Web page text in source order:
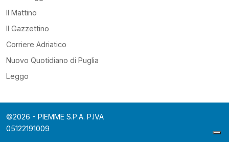
Il Mattino
Il Gazzettino
Corriere Adriatico
Nuovo Quotidiano di Puglia
Leggo
©2026 - PIEMME S.P.A. P.IVA
05122191009